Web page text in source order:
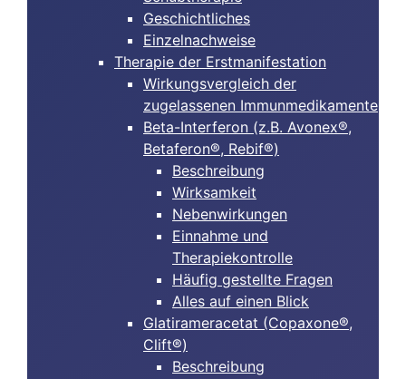
Geschichtliches
Einzelnachweise
Therapie der Erstmanifestation
Wirkungsvergleich der
zugelassenen Immunmedikamente
Beta-Interferon (z.B. Avonex®,
Betaferon®, Rebif®)
Beschreibung
Wirksamkeit
Nebenwirkungen
Einnahme und
Therapiekontrolle
Häufig gestellte Fragen
Alles auf einen Blick
Glatirameracetat (Copaxone®,
Clift®)
Beschreibung